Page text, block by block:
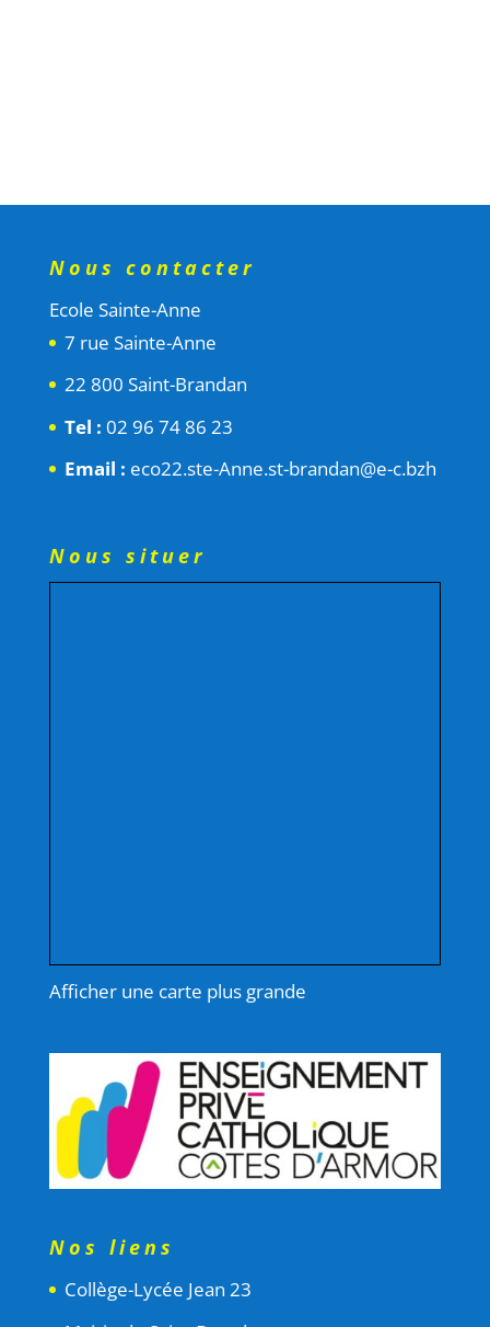
Nous contacter
Ecole Sainte-Anne
7 rue Sainte-Anne
22 800 Saint-Brandan
Tel : 02 96 74 86 23
Email : eco22.ste-Anne.st-brandan@e-c.bzh
Nous situer
Afficher une carte plus grande
Nos liens
Collège-Lycée Jean 23